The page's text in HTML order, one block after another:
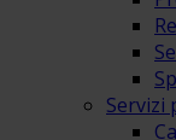
Servizi